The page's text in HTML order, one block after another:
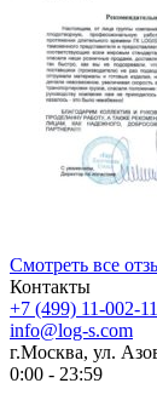
Смотреть все
Контакты
+7 (499) 11-002-11
info@log-s.com
г.Москва, ул.
0:00 - 23:59